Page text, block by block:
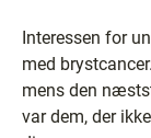
Interessen for
med
mens den
var dem, der